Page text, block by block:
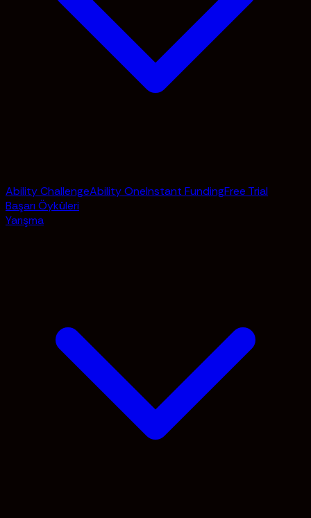
Ability ChallengeAbility OneInstant FundingFree Trial
Başarı Öyküleri
Yarışma